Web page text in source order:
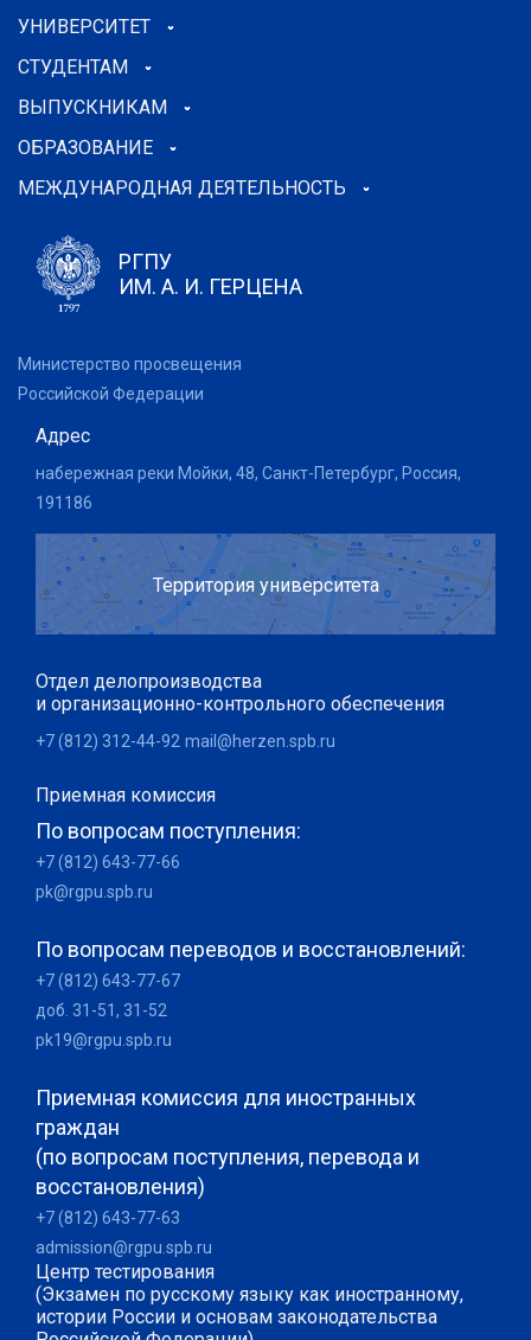
УНИВЕРСИТЕТ
СТУДЕНТАМ
ВЫПУСКНИКАМ
ОБРАЗОВАНИЕ
МЕЖДУНАРОДНАЯ ДЕЯТЕЛЬНОСТЬ
РГПУ
ИМ. А. И. ГЕРЦЕНА
Министерство просвещения
Российской Федерации
Адрес
набережная реки Мойки, 48, Санкт-Петербург, Россия,
191186
Территория университета
Отдел делопроизводства
и организационно-контрольного обеспечения
+7 (812) 312-44-92 mail@herzen.spb.ru
Приемная комиссия
По вопросам поступления:
+7 (812) 643-77-66
pk@rgpu.spb.ru
По вопросам переводов и восстановлений:
+7 (812) 643-77-67
доб. 31-51, 31-52
pk19@rgpu.spb.ru
Приемная комиссия для иностранных
граждан
(по вопросам поступления, перевода и
восстановления)
+7 (812) 643-77-63
admission@rgpu.spb.ru
Центр тестирования
(Экзамен по русскому языку как иностранному,
истории России и основам законодательства